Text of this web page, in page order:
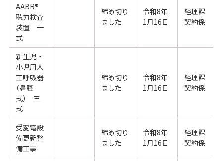
AABR®
聴力検査
装置 一
式
締め切り
ました
令和8年
1月16日
経理課
契約係
新生児・
小児用人
工呼吸器
（鼻腔
式） 三
式
締め切り
ました
令和8年
1月16日
経理課
契約係
受変電設
備更新整
備工事
締め切り
ました
令和8年
1月16日
経理課
契約係